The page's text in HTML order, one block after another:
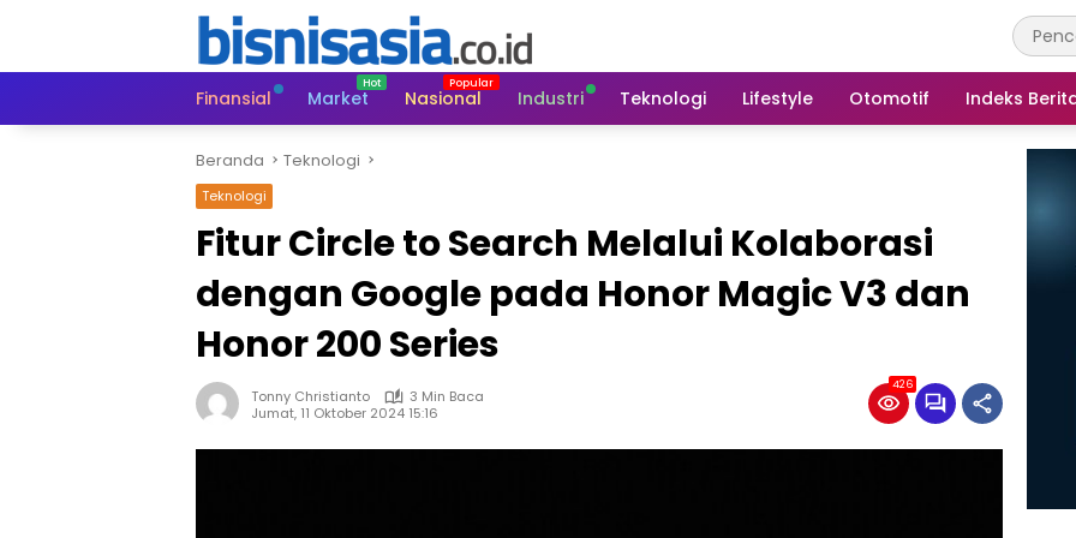
Finansial
Market Nasional Industri Teknologi Lifestyle Otomotif Indeks
Beranda Teknologi
Teknologi
Fitur Circle to Search Melalui Kolaborasi
dengan Google pada Honor Magic V3 dan
Honor 200 Series
Tonny Christianto
3 Min Baca
Jumat, 11 Oktober 2024 15:16
426